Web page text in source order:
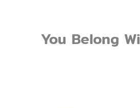
You Belong